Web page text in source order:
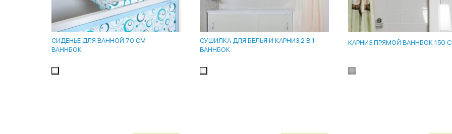
СИДЕНЬЕ ДЛЯ ВАННОЙ 70 СМ
ВАННБОК
СУШИЛКА ДЛЯ БЕЛЬЯ И КАРНИЗ 2 В 1
ВАННБОК
КАРНИЗ ПРЯМОЙ ВАННБОК 150